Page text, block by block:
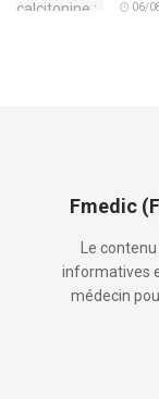
06/
Fmedic
Le
informatives
médecin